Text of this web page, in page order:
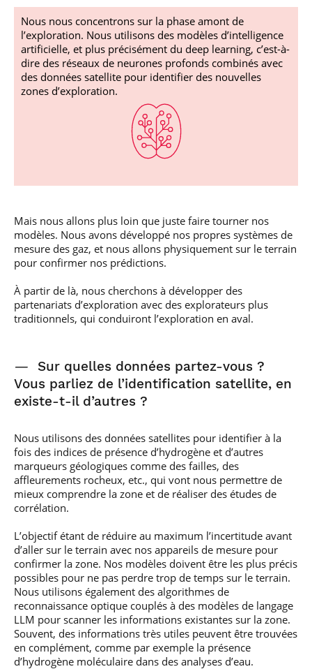
Nous nous concentrons sur la phase amont de
l’exploration. Nous utilisons des modèles d’intelligence
artificielle, et plus précisément du deep learning, c’est-à-
dire des réseaux de neurones profonds combinés avec
des données satellite pour identifier des nouvelles
zones d’exploration.
Mais nous allons plus loin que juste faire tourner nos
modèles. Nous avons développé nos propres systèmes de
mesure des gaz, et nous allons physiquement sur le terrain
pour confirmer nos prédictions.
À partir de là, nous cherchons à développer des
partenariats d’exploration avec des explorateurs plus
traditionnels, qui conduiront l’exploration en aval.
—
Sur quelles données partez-vous ?
Vous parliez de l’identification satellite, en
existe-t-il d’autres ?
Nous utilisons des données satellites pour identifier à la
fois des indices de présence d’hydrogène et d’autres
marqueurs géologiques comme des failles, des
affleurements rocheux, etc., qui vont nous permettre de
mieux comprendre la zone et de réaliser des études de
corrélation.
L’objectif étant de réduire au maximum l’incertitude avant
d’aller sur le terrain avec nos appareils de mesure pour
confirmer la zone. Nos modèles doivent être les plus précis
possibles pour ne pas perdre trop de temps sur le terrain.
Nous utilisons également des algorithmes de
reconnaissance optique couplés à des modèles de langage
LLM pour scanner les informations existantes sur la zone.
Souvent, des informations très utiles peuvent être trouvées
en complément, comme par exemple la présence
d’hydrogène moléculaire dans des analyses d’eau.